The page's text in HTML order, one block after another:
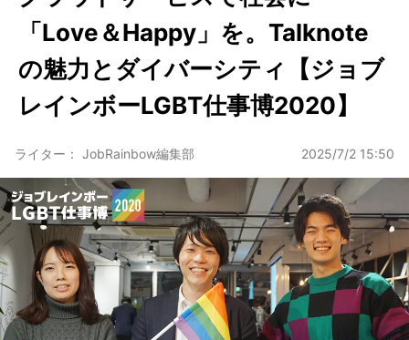
「Love＆Happy」を。Talknote
の魅力とダイバーシティ【ジョブ
レインボーLGBT仕事博2020】
ライター： JobRainbow編集部 2025/7/2 15:50